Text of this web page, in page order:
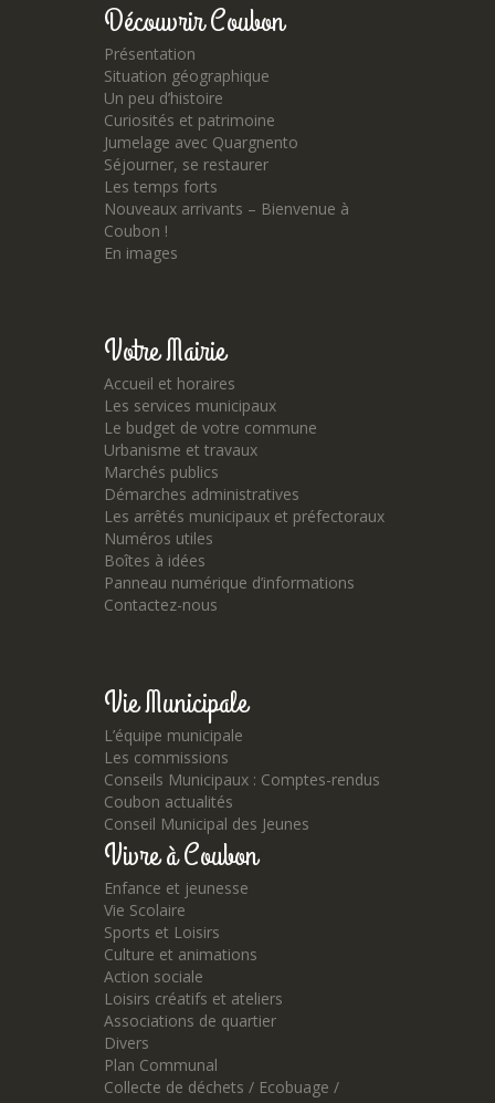
Découvrir Coubon
Présentation
Situation géographique
Un peu d’histoire
Curiosités et patrimoine
Jumelage avec Quargnento
Séjourner, se restaurer
Les temps forts
Nouveaux arrivants – Bienvenue à
Coubon !
En images
Votre Mairie
Accueil et horaires
Les services municipaux
Le budget de votre commune
Urbanisme et travaux
Marchés publics
Démarches administratives
Les arrêtés municipaux et préfectoraux
Numéros utiles
Boîtes à idées
Panneau numérique d’informations
Contactez-nous
Vie Municipale
L’équipe municipale
Les commissions
Conseils Municipaux : Comptes-rendus
Coubon actualités
Conseil Municipal des Jeunes
Vivre à Coubon
Enfance et jeunesse
Vie Scolaire
Sports et Loisirs
Culture et animations
Action sociale
Loisirs créatifs et ateliers
Associations de quartier
Divers
Plan Communal
Collecte de déchets / Ecobuage /